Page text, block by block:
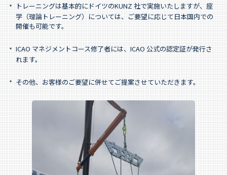
* トレーニングは基本的にドイツのKUNZ 社で実施いたしますが、座
学（理論トレーニング）については、ご要望に応じて日本国内での
開催も可能です。
* ICAO マネジメントコース修了者には、ICAO 公式の認定証が発行さ
れます。
* その他、お客様のご要望に併せてご提案させていただきます。